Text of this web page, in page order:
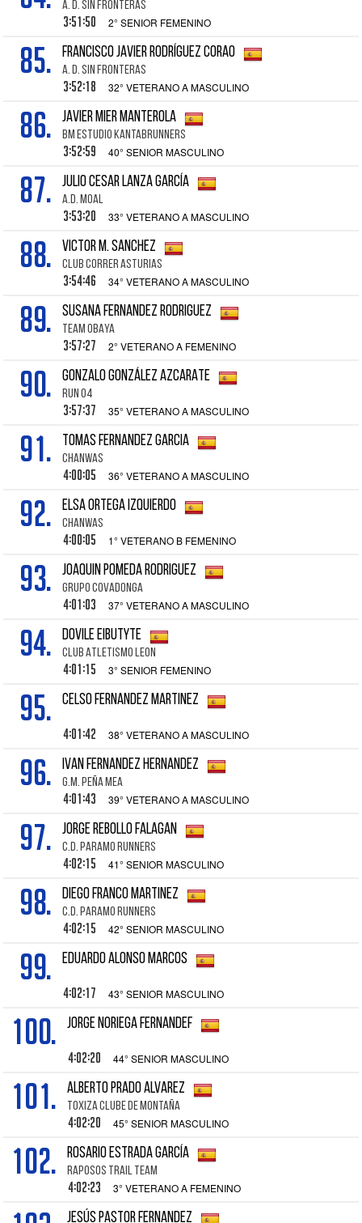
A. D. SIN FRONTERAS
3:51:50 2° SENIOR FEMENINO
85. FRANCISCO JAVIER RODRÍGUEZ CORAO
A. D. SIN FRONTERAS
3:52:18 32° VETERANO A MASCULINO
86. JAVIER MIER MANTEROLA
BM ESTUDIO KANTABRUNNERS
3:52:59 40° SENIOR MASCULINO
87. JULIO CESAR LANZA GARCÍA
A.D. MOAL
3:53:20 33° VETERANO A MASCULINO
88. VICTOR M. SANCHEZ
CLUB CORRER ASTURIAS
3:54:46 34° VETERANO A MASCULINO
89. SUSANA FERNANDEZ RODRIGUEZ
TEAM OBAYA
3:57:27 2° VETERANO A FEMENINO
90. GONZALO GONZÁLEZ AZCARATE
RUN 04
3:57:37 35° VETERANO A MASCULINO
91. TOMAS FERNANDEZ GARCIA
CHANWAS
4:00:05 36° VETERANO A MASCULINO
92. ELSA ORTEGA IZQUIERDO
CHANWAS
4:00:05 1° VETERANO B FEMENINO
93. JOAQUIN POMEDA RODRIGUEZ
GRUPO COVADONGA
4:01:03 37° VETERANO A MASCULINO
94. DOVILE EIBUTYTE
CLUB ATLETISMO LEON
4:01:15 3° SENIOR FEMENINO
95. CELSO FERNANDEZ MARTINEZ
4:01:42 38° VETERANO A MASCULINO
96. IVAN FERNANDEZ HERNANDEZ
G.M. PEÑA MEA
4:01:43 39° VETERANO A MASCULINO
97. JORGE REBOLLO FALAGAN
C.D. PARAMO RUNNERS
4:02:15 41° SENIOR MASCULINO
98. DIEGO FRANCO MARTINEZ
C.D. PARAMO RUNNERS
4:02:15 42° SENIOR MASCULINO
99. EDUARDO ALONSO MARCOS
4:02:17 43° SENIOR MASCULINO
100. JORGE NORIEGA FERNANDEF
4:02:20 44° SENIOR MASCULINO
101. ALBERTO PRADO ALVAREZ
TOXIZA CLUBE DE MONTAÑA
4:02:20 45° SENIOR MASCULINO
102. ROSARIO ESTRADA GARCÍA
RAPOSOS TRAIL TEAM
4:02:23 3° VETERANO A FEMENINO
JESÚS PASTOR FERNANDEZ